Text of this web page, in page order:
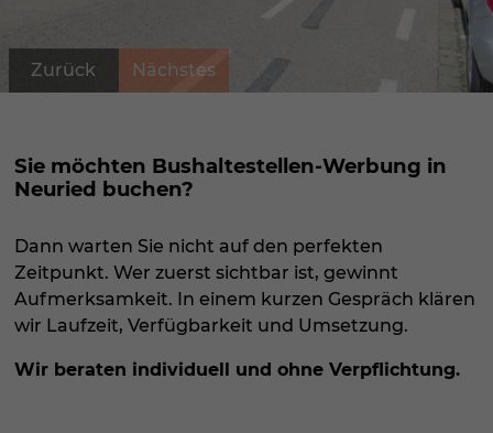
Zurück Nächstes
Sie möchten Bushaltestellen-Werbung in
Neuried buchen?
Dann warten Sie nicht auf den perfekten
Zeitpunkt. Wer zuerst sichtbar ist, gewinnt
Aufmerksamkeit. In einem kurzen Gespräch klären
wir Laufzeit, Verfügbarkeit und Umsetzung.
Wir beraten individuell und ohne Verpflichtung.